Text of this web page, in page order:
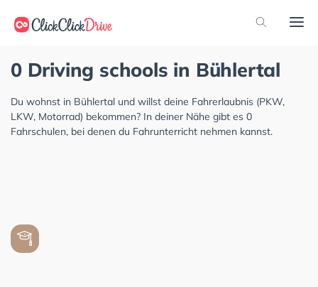
0 Driving schools in Bühlertal
Du wohnst in Bühlertal und willst deine Fahrerlaubnis (PKW,
LKW, Motorrad) bekommen? In deiner Nähe gibt es 0
Fahrschulen, bei denen du Fahrunterricht nehmen kannst.